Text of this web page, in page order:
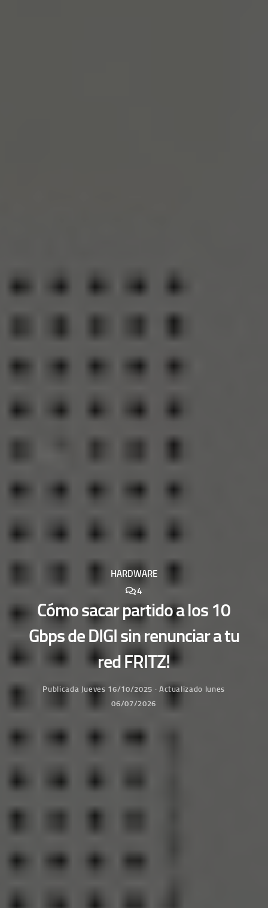
HARDWARE
4
Cómo sacar partido a los 10
Gbps de DIGI sin renunciar a tu
red FRITZ!
Publicada Jueves 16/10/2025 · Actualizado lunes
06/07/2026